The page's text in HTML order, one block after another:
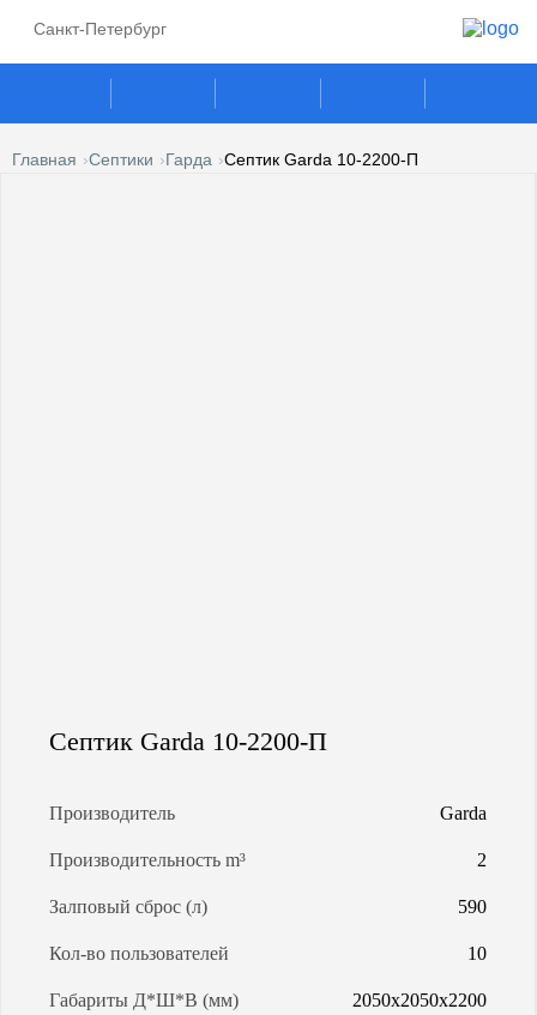
Санкт-Петербург
ЗАПРАВКА ГАЗГОЛЬДЕРОВ
КАЛЬКУЛЯТОР ГАЗГОЛЬДЕРА
О КОМПАНИИ
Главная Септики Гарда Септик Garda 10-2200-П
Септик Garda 10-2200-П
Производитель Garda
Производительность m³ 2
Залповый сброс (л) 590
Кол-во пользователей 10
Габариты Д*Ш*В (мм) 2050х2050х2200